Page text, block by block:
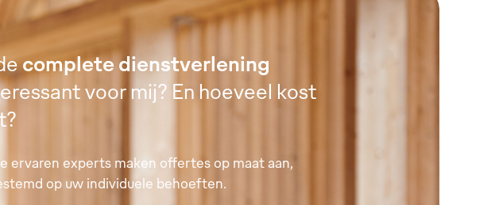
complete dienstverlening
voor mij? En hoeveel kost
ervaren experts maken offertes op maat aan,
op uw individuele behoeften.